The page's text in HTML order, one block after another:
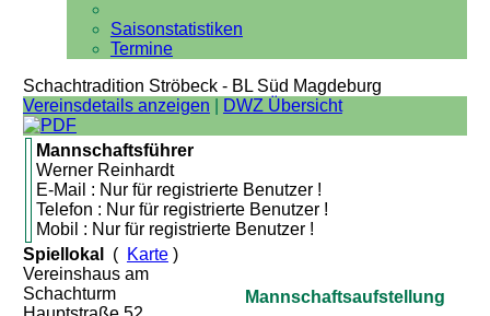
Saisonstatistiken
Termine
Schachtradition Ströbeck - BL Süd Magdeburg
Vereinsdetails anzeigen
DWZ Übersicht
Mannschaftsführer
Werner Reinhardt
E-Mail : Nur für registrierte Benutzer !
Telefon : Nur für registrierte Benutzer !
Mobil : Nur für registrierte Benutzer !
Spiellokal
( Karte)
Vereinshaus am
Schachturm
Mannschaftsaufstellung